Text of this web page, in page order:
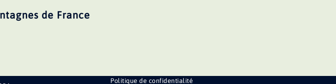
de France
Politique de confidentialité